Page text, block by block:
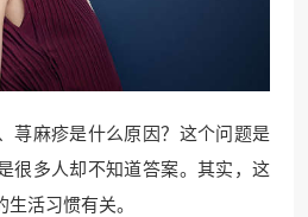
荨麻疹是什么原因？这个问题是
很多人却不知道答案。其实，这
活习惯有关。